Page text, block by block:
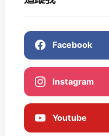
Facebook
Instagram
Youtube